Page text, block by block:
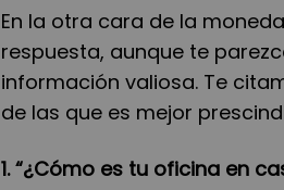
En la otra cara de la
respuesta, aunque te
información valiosa. Te
de las que es mejor
1. “¿Cómo es tu oficina en